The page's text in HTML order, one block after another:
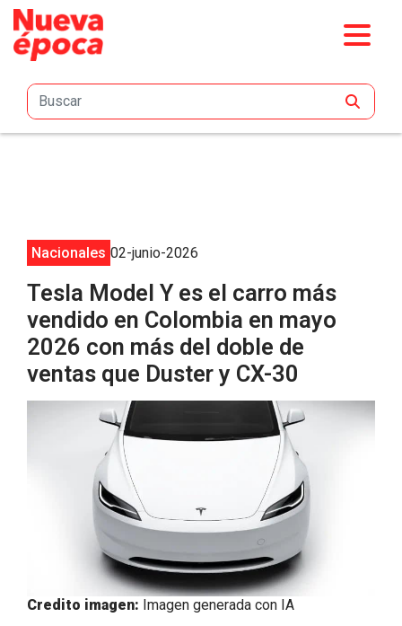
Saltar al contenido principal
Nacionales 02-junio-2026
Tesla Model Y es el carro más
vendido en Colombia en mayo
2026 con más del doble de
ventas que Duster y CX-30
Credito imagen: Imagen generada con IA